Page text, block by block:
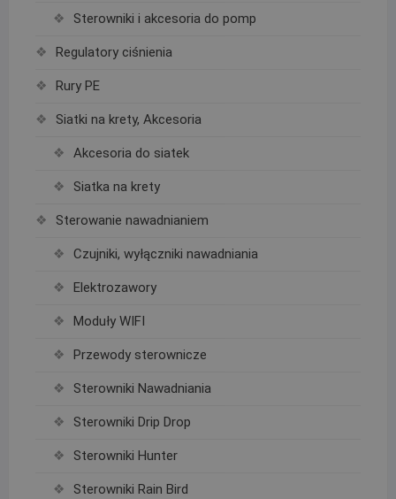
Sterowniki i akcesoria do pomp
Regulatory ciśnienia
Rury PE
Siatki na krety, Akcesoria
Akcesoria do siatek
Siatka na krety
Sterowanie nawadnianiem
Czujniki, wyłączniki nawadniania
Elektrozawory
Moduły WIFI
Przewody sterownicze
Sterowniki Nawadniania
Sterowniki Drip Drop
Sterowniki Hunter
Sterowniki Rain Bird